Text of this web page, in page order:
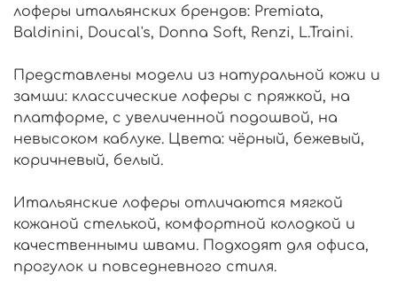
лоферы итальянских брендов: Premiata,
Baldinini, Doucal's, Donna Soft, Renzi, L.Traini.
Представлены модели из натуральной кожи и
замши: классические лоферы с пряжкой, на
платформе, с увеличенной подошвой, на
невысоком каблуке. Цвета: чёрный, бежевый,
коричневый, белый.
Итальянские лоферы отличаются мягкой
кожаной стелькой, комфортной колодкой и
качественными швами. Подходят для офиса,
прогулок и повседневного стиля.